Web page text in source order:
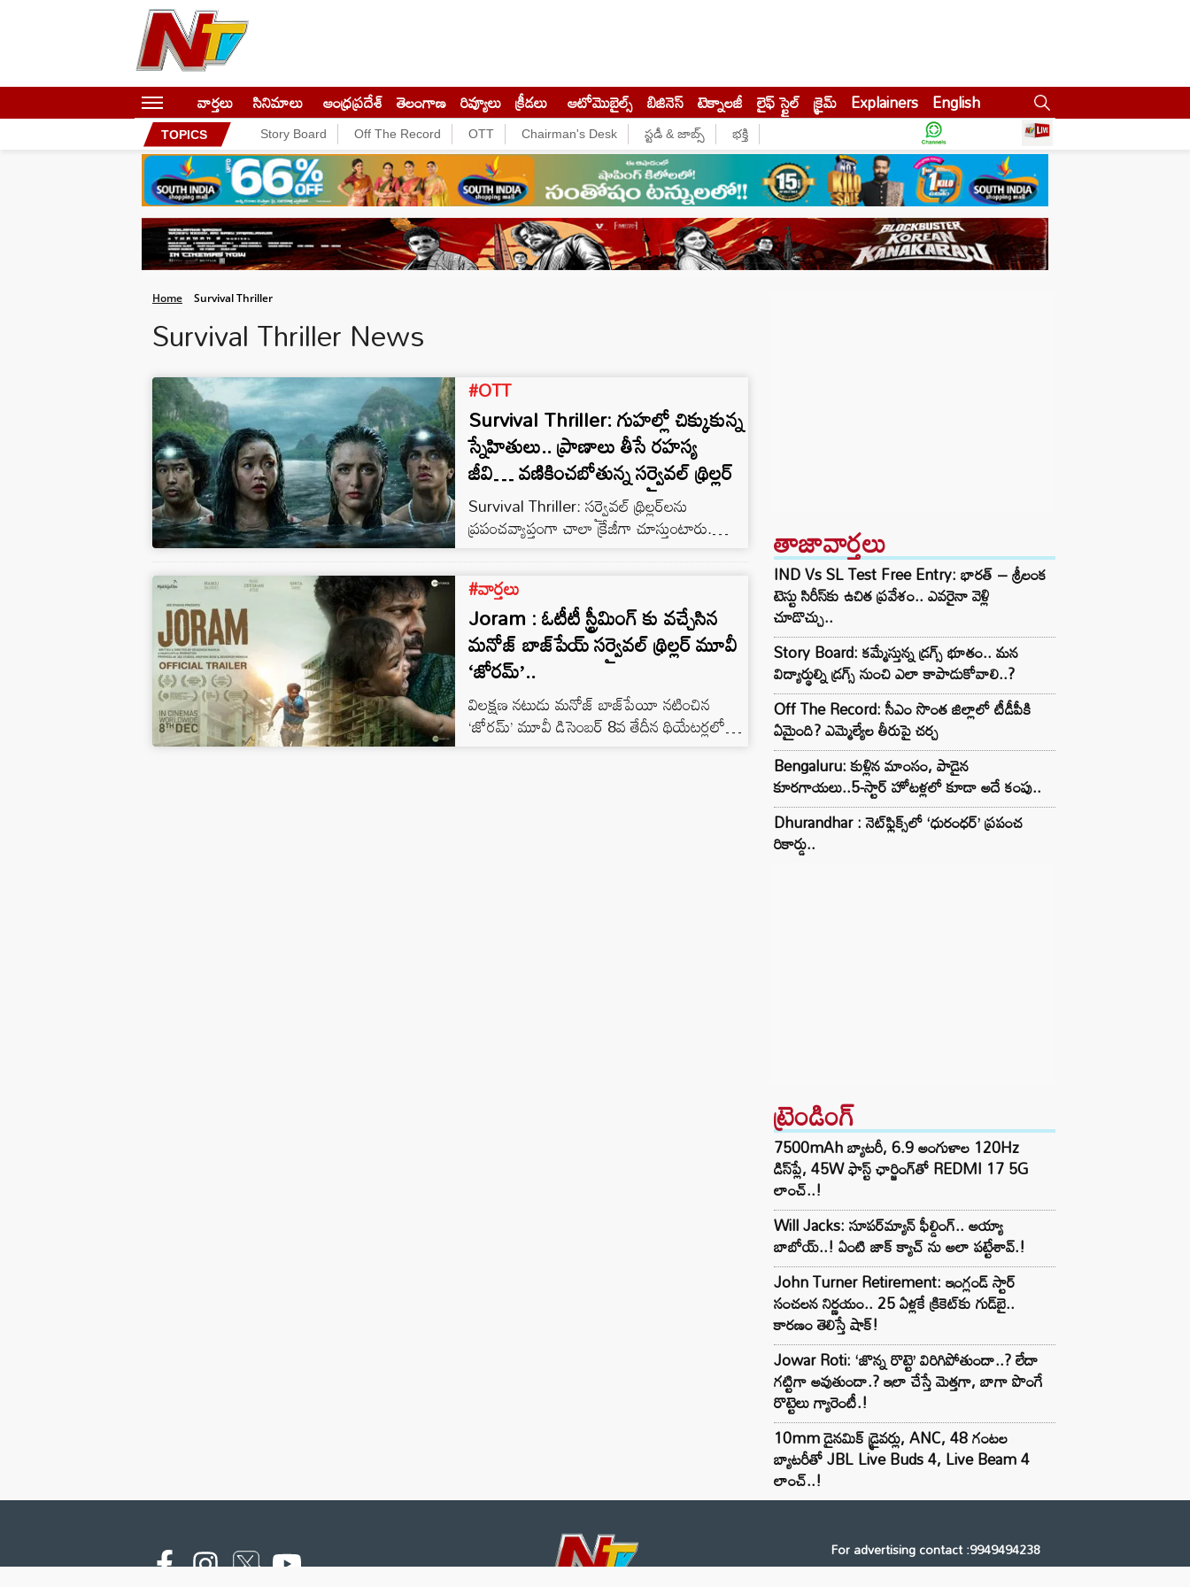
వార్తలు సినిమాలు ఆంధ్రప్రదేశ్ తెలంగాణ రివ్యూలు క్రీడలు ఆటోమొబైల్స్ బిజినెస్‌ టెక్నాలజీ లైఫ్ స్టైల్ క్రైమ్ Explainers English
TOPICS Story Board Off The Record OTT Chairman's Desk స్టడీ & జాబ్స్ భక్తి
Home Survival Thriller
Survival Thriller News
#OTT
Survival Thriller: గుహల్లో చిక్కుకున్న
స్నేహితులు.. ప్రాణాలు తీసే రహస్య
జీవి… వణికించబోతున్న సర్వైవల్ థ్రిల్లర్‌
Survival Thriller: సర్వైవల్ థ్రిల్లర్‌లను
ప్రపంచవ్యాప్తంగా చాలా క్రేజీగా చూస్తుంటారు.
ఈ సినిమాలు ప్రేక్షకులను చివరి నిమిషం వరకు సీట్
ఎడ్జ్ లో ఉంచుతాయి. ఇప్పుడు అలాంటి మరో
థ్రిల్లింగ్ ఎలిమెంట్స్ ను అందించేందుకు హాలీవుడ్
చిత్రం ‘ది డెవిల్స్ మౌత్’ సిద్ధమైంది. కేథరిన్ న్యూటన్
ప్రధాన పాత్రలో నటించిన ఈ సర్వైవల్ థ్రిల్లర్ త్వరలో
ఓటీటీలో నేరుగా ప్రేక్షకుల ముందుకు…
#వార్తలు
Joram : ఓటీటీ స్ట్రీమింగ్ కు వచ్చేసిన
మనోజ్ బాజ్‍పేయ్ సర్వైవల్ థ్రిల్లర్ మూవీ
‘జోరమ్’..
విలక్షణ నటుడు మనోజ్ బాజ్‍పేయీ నటించిన
‘జోరమ్’ మూవీ డిసెంబర్ 8వ తేదీన థియేటర్లలో
రిలీజై విమర్శకుల ప్రశంసలు అందుకుంది . పలు
తాజావార్తలు
IND Vs SL Test Free Entry: భారత్ – శ్రీలంక
టెస్టు సిరీస్‌కు ఉచిత ప్రవేశం.. ఎవరైనా వెళ్లి
చూడొచ్చు..
Story Board: కమ్మేస్తున్న డ్రగ్స్ భూతం.. మన
విద్యార్థుల్ని డ్రగ్స్ నుంచి ఎలా కాపాడుకోవాలి..?
Off The Record: సీఎం సొంత జిల్లాలో టీడీపీకి
ఏమైంది? ఎమ్మెల్యేల తీరుపై చర్చ
Bengaluru: కుళ్లిన మాంసం, పాడైన
కూరగాయలు..5-స్టార్ హోటళ్లలో కూడా అదే కంపు..
Dhurandhar : నెట్‌ఫ్లిక్స్‌లో ‘ధురంధర్’ ప్రపంచ
రికార్డు..
ట్రెండింగ్‌
7500mAh బ్యాటరీ, 6.9 అంగుళాల 120Hz
డిస్‌ప్లే, 45W ఫాస్ట్ ఛార్జింగ్‌తో REDMI 17 5G
లాంచ్..!
Will Jacks: సూపర్‌మ్యాన్ ఫీల్డింగ్.. అయ్యా
బాబోయ్..! ఏంటి జాక్ క్యాచ్ ను అలా పట్టేశావ్.!
John Turner Retirement: ఇంగ్లండ్ స్టార్
సంచలన నిర్ణయం.. 25 ఏళ్లకే క్రికెట్‌కు గుడ్‌బై..
కారణం తెలిస్తే షాక్!
Jowar Roti: ‘జొన్న రొట్టె’ విరిగిపోతుందా..? లేదా
గట్టిగా అవుతుందా.? ఇలా చేస్తే మెత్తగా, బాగా పొంగే
రొట్టెలు గ్యారెంటీ.!
10mm డైనమిక్ డ్రైవర్లు, ANC, 48 గంటల
బ్యాటరీతో JBL Live Buds 4, Live Beam 4
లాంచ్..!
For advertising contact :9949494238
Email: digital@ntvnetwork.com